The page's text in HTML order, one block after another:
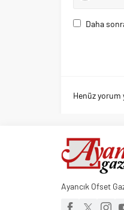
Daha
Henüz yorum
Ayancık Ofset